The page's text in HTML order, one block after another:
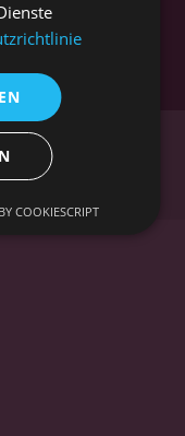
COOKIESCRIPT